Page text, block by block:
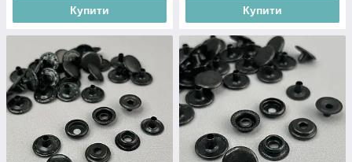
Купити Купити